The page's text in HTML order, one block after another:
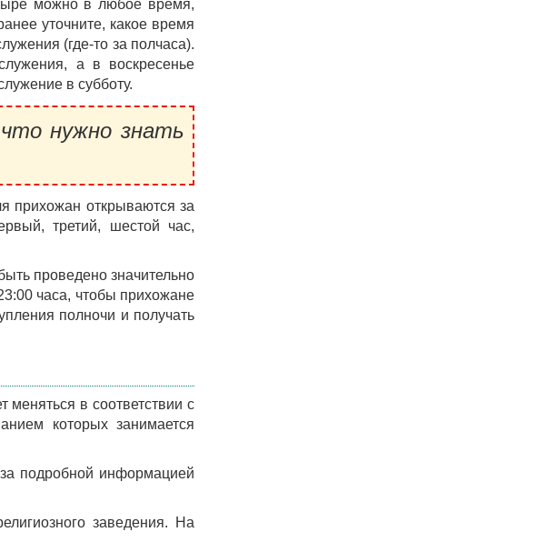
можно в любое время,
уточните, какое время
(где-то за полчаса).
а в воскресенье
в субботу.
нужно знать
прихожан открываются за
третий, шестой час,
проведено значительно
часа, чтобы прихожане
полночи и получать
в соответствии с
которых занимается
подробной информацией
заведения. На